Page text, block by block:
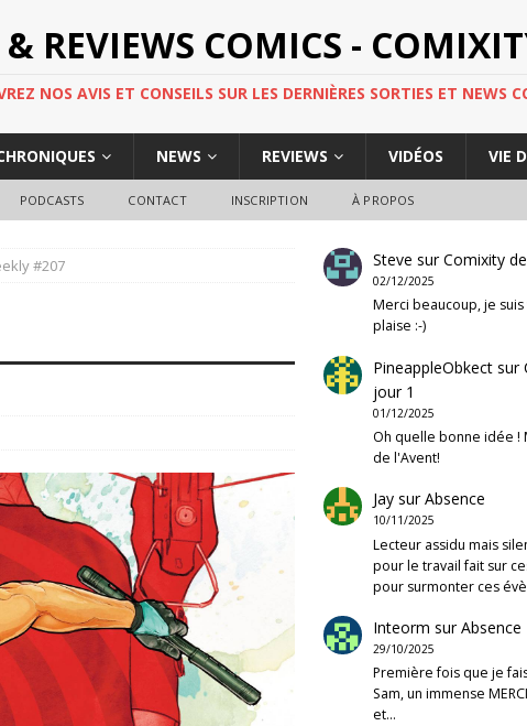
REVIEWS COMICS -
NOS AVIS ET CONSEILS SUR LES DERNIÈRES SORTIES ET NEWS
NEWS REVIEWS VIDÉOS VIE
PODCASTS CONTACT INSCRIPTION À PROPOS
#207 Steve surComixity
02/12/2025
Merci beaucoup, je
plaise :-)
PineappleObkect sur
jour 1
01/12/2025
Oh quelle bonne idée !
de l'Avent!
Jay surAbsence
10/11/2025
Lecteur assidu mais
pour le travail fait sur
pour surmonter ces
Inteorm surAbsence
29/10/2025
Première fois que je
Sam, un immense
et…